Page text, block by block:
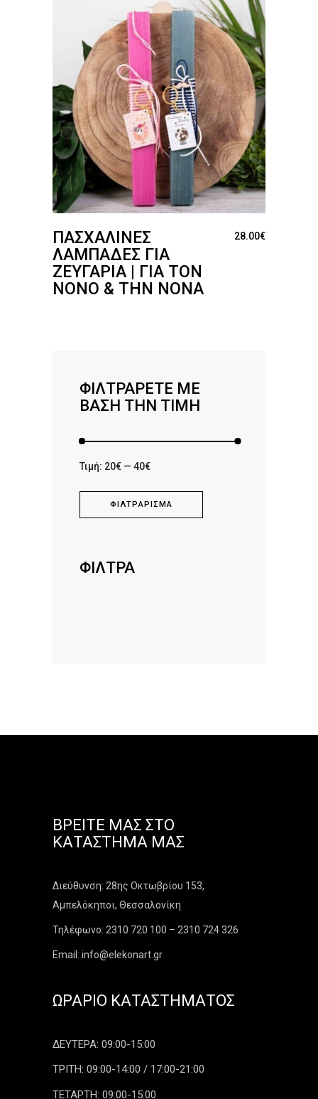
ΠΑΣΧΑΛΙΝΈΣ
ΛΑΜΠΆΔΕΣ ΓΙΑ
ΖΕΥΓΆΡΙΑ | ΓΙΑ ΤΟΝ
ΝΟΝΌ & ΤΗΝ ΝΟΝΆ
28.00€
ΦΙΛΤΡΆΡΕΤΕ ΜΕ
ΒΆΣΗ ΤΗΝ ΤΙΜΉ
Ελάχιστη
Μέγιστη
ΦΙΛΤΡΆΡΙΣΜΑ
Τιμή: 20€ — 40€
ΦΙΛΤΡΑ
ΒΡΕΊΤΕ ΜΑΣ ΣΤΟ
ΚΑΤΆΣΤΗΜΑ ΜΑΣ
Διεύθυνση: 28ης Οκτωβρίου 153,
Αμπελόκηποι, Θεσσαλονίκη
Τηλέφωνο: 2310 720 100 – 2310 724 326
Email: info@elekonart.gr
ΩΡΆΡΙΟ ΚΑΤΑΣΤΉΜΑΤΟΣ
ΔΕΥΤΕΡΑ: 09:00-15:00
ΤΡΙΤΗ: 09:00-14:00 / 17:00-21:00
ΤΕΤΑΡΤΗ: 09:00-15:00